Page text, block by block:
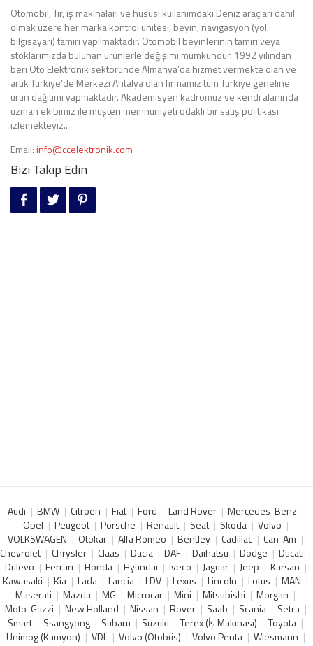
Otomobil, Tır, iş makinaları ve hususi kullanımdaki Deniz araçları dahil
olmak üzere her marka kontrol ünitesi, beyin, navigasyon (yol
bilgisayarı) tamiri yapılmaktadır. Otomobil beyinlerinin tamiri veya
stoklarımızda bulunan ürünlerle değişimi mümkündür. 1992 yılından
beri Oto Elektronik sektöründe Almanya’da hizmet vermekte olan ve
artık Türkiye’de Merkezi Antalya olan firmamız tüm Türkiye geneline
ürün dağıtımı yapmaktadır. Akademisyen kadromuz ve kendi alanında
uzman ekibimiz ile müşteri memnuniyeti odaklı bir satış politikası
izlemekteyiz..
Email:info@ccelektronik.com
Bizi Takip Edin
Audi BMW Citroen Fiat Ford Land Rover
Mercedes-Benz
Opel
Peugeot Porsche Renault Seat Skoda
Volvo
VOLKSWAGEN
Otokar Alfa Romeo Bentley Cadillac
Can-Am
Chevrolet
Chrysler Claas Dacia DAF Daihatsu Dodge
Ducati
Dulevo
Ferrari Honda Hyundai Iveco Jaguar Jeep
Karsan
Kawasaki
Kia Lada Lancia LDV Lexus Lincoln Lotus
MAN
Maserati
Mazda MG Microcar Mini Mitsubishi
Morgan
Moto-Guzzi
New Holland Nissan Rover Saab Scania
Setra
Smart
Ssangyong Subaru Suzuki Terex (İş Makınası)
Toyota
Unimog (Kamyon)
VDL Volvo (Otobüs) Volvo Penta
Wiesmann